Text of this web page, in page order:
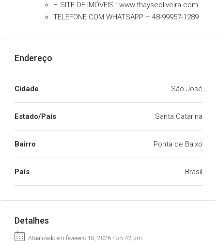
– SITE DE IMÓVEIS : www.thayseoliveira.com
TELEFONE COM WHATSAPP – 48-99957-1289
Endereço
Cidade São José
Estado/País Santa Catarina
Bairro Ponta de Baixo
País Brasil
Detalhes
Atualizado em fevereiro 18, 2026 no 5:42 pm